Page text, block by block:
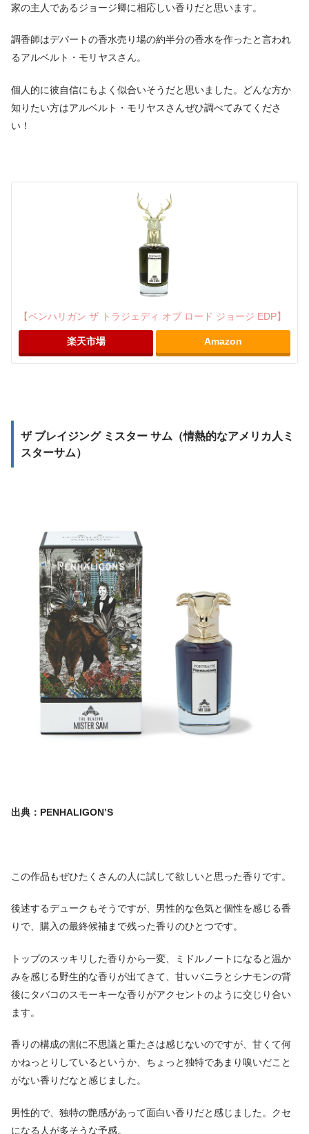
家の主人であるジョージ卿に相応しい香りだと思います。
調香師はデパートの香水売り場の約半分の香水を作ったと言われ
るアルベルト・モリヤスさん。
個人的に彼自信にもよく似合いそうだと思いました。どんな方か
知りたい方はアルベルト・モリヤスさんぜひ調べてみてくださ
い！
【ペンハリガン ザ トラジェディ オブ ロード ジョージ EDP】
楽天市場 Amazon
ザ ブレイジング ミスター サム（情熱的なアメリカ人ミ
スターサム）
出典：PENHALIGON’S
この作品もぜひたくさんの人に試して欲しいと思った香りです。
後述するデュークもそうですが、男性的な色気と個性を感じる香
りで、購入の最終候補まで残った香りのひとつです。
トップのスッキリした香りから一変、ミドルノートになると温か
みを感じる野生的な香りが出てきて、甘いバニラとシナモンの背
後にタバコのスモーキーな香りがアクセントのように交じり合い
ます。
香りの構成の割に不思議と重たさは感じないのですが、甘くて何
かねっとりしているというか、ちょっと独特であまり嗅いだこと
がない香りだなと感じました。
男性的で、独特の艶感があって面白い香りだと感じました。クセ
になる人が多そうな予感。